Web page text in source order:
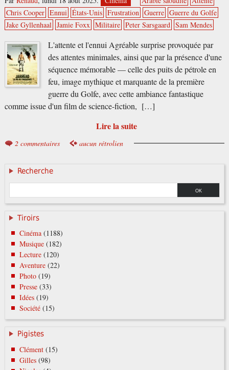
Chris Cooper Ennui États-Unis Frustration Guerre Guerre du Golfe
Jake Gyllenhaal Jamie Foxx Militaire Peter Sarsgaard Sam Mendes
L'attente et l'ennui Agréable surprise provoquée par
des attentes minimales, ainsi que par la présence d'une
séquence mémorable — celle des puits de pétrole en
feu, image mythique et marquante de la première
guerre du Golfe, avec cette ambiance fantastique
comme issue d'un film de science-fiction, […]
Lire la suite
2 commentaires aucun rétrolien
Recherche
Tiroirs
Cinéma (1188)
Musique (182)
Lecture (120)
Aventure (22)
Photo (19)
Presse (33)
Idées (19)
Société (15)
Pigistes
Clément(15)
Gilles(98)